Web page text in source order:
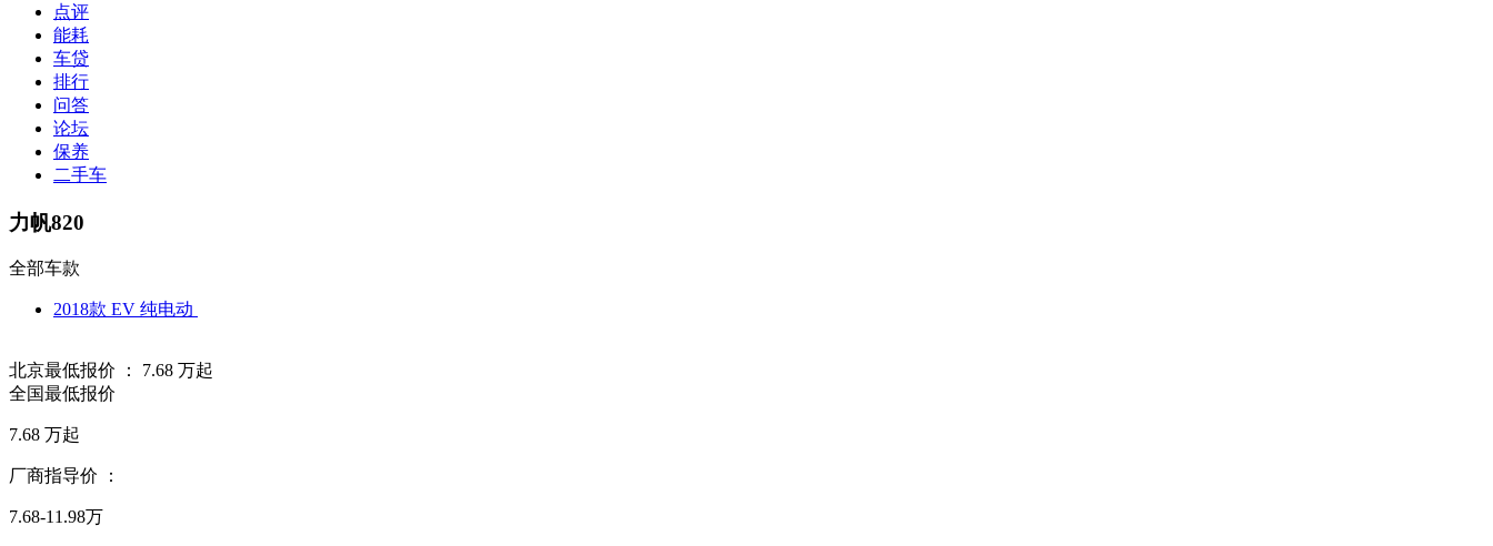
点评
能耗
车贷
排行
问答
论坛
保养
二手车
力帆820
全部车款
2018款 EV 纯电动
北京最低报价 ： 7.68 万起
全国最低报价
7.68 万起
厂商指导价 ：
7.68-11.98万